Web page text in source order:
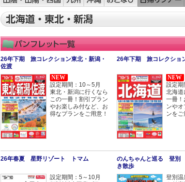
26年下期 旅コレクション東北・新潟・
佐渡
26年下期 旅コレクショ
NEW
設定期間：10～5月
東北・新潟に行くなら
この一冊！割引プラン
やお楽しみ付など、お
得なプランをご用意！
NEW
設定
北海道
一冊！
ンやオ
ンをご
26年春夏 星野リゾート トマム
のんちゃんと巡る 登別
き散歩
設定期間：5～10月
登別温